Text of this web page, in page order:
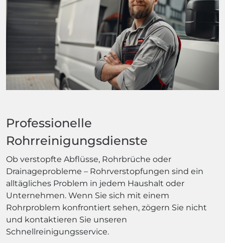
Professionelle
Rohrreinigungsdienste
Ob verstopfte Abflüsse, Rohrbrüche oder
Drainageprobleme – Rohrverstopfungen sind ein
alltägliches Problem in jedem Haushalt oder
Unternehmen. Wenn Sie sich mit einem
Rohrproblem konfrontiert sehen, zögern Sie nicht
und kontaktieren Sie unseren
Schnellreinigungsservice.